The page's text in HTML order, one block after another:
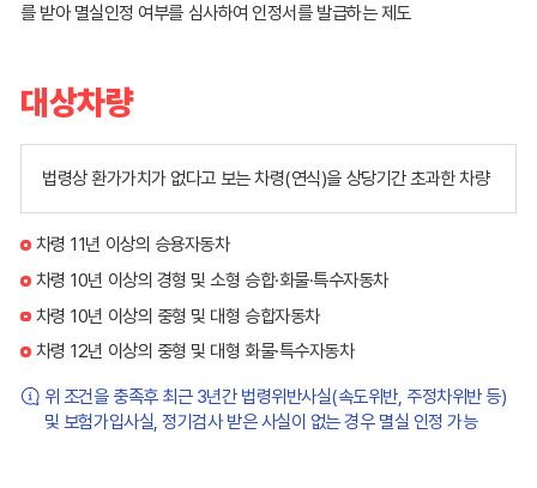
를 받아 멸실인정 여부를 심사하여 인정서를 발급하는 제도
대상차량
법령상 환가가치가 없다고 보는 차령(연식)을 상당기간 초과한 차량
차령 11년 이상의 승용자동차
차령 10년 이상의 경형 및 소형 승합·화물·특수자동차
차령 10년 이상의 중형 및 대형 승합자동차
차령 12년 이상의 중형 및 대형 화물·특수자동차
위 조건을 충족후 최근 3년간 법령위반사실(속도위반, 주정차위반 등)
및 보험가입사실, 정기검사 받은 사실이 없는 경우 멸실 인정 가능